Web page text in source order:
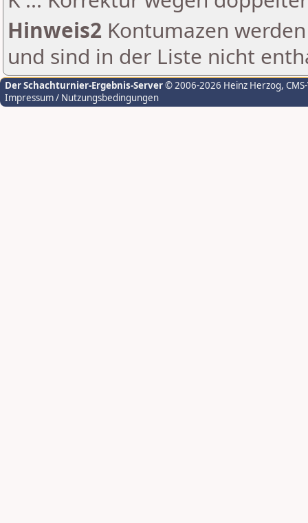
Hinweis2 Kontumazen
und sind in der Liste nicht
Der Schachturnier-Ergebnis-Server© 2006-2026 Heinz Herzog,
Impressum / Nutzungsbedingungen